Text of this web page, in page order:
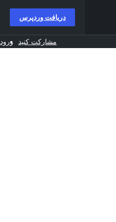
دریافت وردپرس
مشارکت کنید ورود